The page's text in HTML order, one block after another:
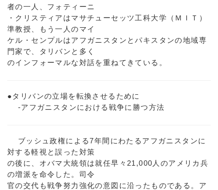
者の一人、フォティーニ
・クリスティアはマサチューセッツ工科大学（ＭＩＴ）
準教授、もう一人のマイ
ケル・センプルはアフガニスタンとパキスタンの地域専
門家で、タリバンと多く
のインフォーマルな対話を重ねてきている。
●タリバンの立場を転換させるために
-アフガニスタンにおける戦争に勝つ方法
ブッシュ政権による7年間にわたるアフガニスタンに
対する軽視と誤った対策
の後に、オバマ大統領は就任早々21,000人のアメリカ兵
の増派を命令した。司令
官の交代も戦争努力強化の意図に沿ったものである。ア